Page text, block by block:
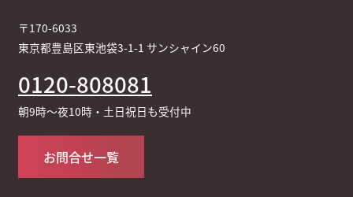
〒170-6033
東京都豊島区東池袋3-1-1 サンシャイン60
0120-808081
朝9時～夜10時・土日祝日も受付中
お問合せ一覧